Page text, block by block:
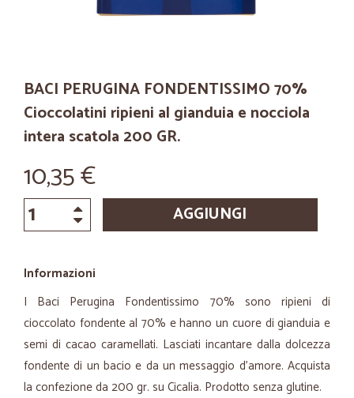
BACI PERUGINA FONDENTISSIMO 70%
Cioccolatini ripieni al gianduia e nocciola
intera scatola 200 GR.
10,35 €
AGGIUNGI
Informazioni
I Baci Perugina Fondentissimo 70% sono ripieni di
cioccolato fondente al 70% e hanno un cuore di gianduia e
semi di cacao caramellati. Lasciati incantare dalla dolcezza
fondente di un bacio e da un messaggio d’amore. Acquista
la confezione da 200 gr. su Cicalia. Prodotto senza glutine.